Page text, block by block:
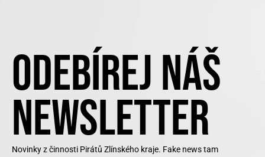
ODEBÍREJ NÁŠ
NEWSLETTER
Novinky z činnosti Pirátů Zlínského kraje. Fake news tam